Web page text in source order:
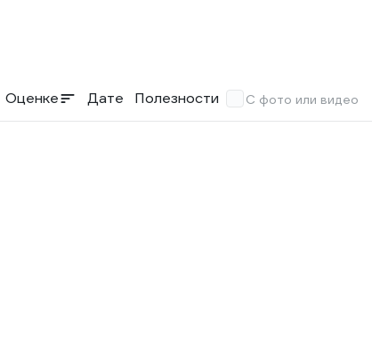
Оценке Дате Полезности С фото или видео